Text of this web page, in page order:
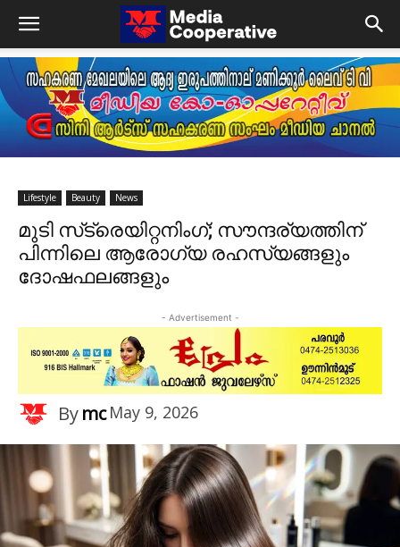
Lifestyle Beauty News
മുടി സ്‌ട്രെയിറ്റനിംഗ്; സൗന്ദര്യത്തിന്
പിന്നിലെ ആരോഗ്യ രഹസ്യങ്ങളും
ദോഷഫലങ്ങളും
- Advertisement -
Bymc May 9, 2026